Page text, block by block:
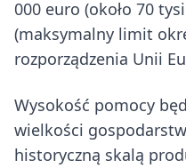
000 euro (około 70
(maksymalny limit
rozporządzenia Unii
Wysokość pomocy
wielkości
historyczną skalą